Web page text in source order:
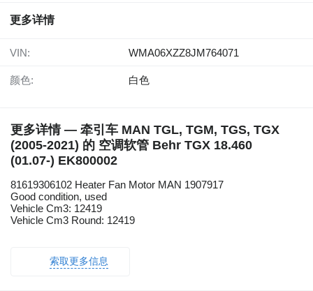
更多详情
VIN: WMA06XZZ8JM764071
颜色: 白色
更多详情 — 牵引车 MAN TGL, TGM, TGS, TGX
(2005-2021) 的 空调软管 Behr TGX 18.460
(01.07-) EK800002
81619306102 Heater Fan Motor MAN 1907917
Good condition, used
Vehicle Cm3: 12419
Vehicle Cm3 Round: 12419
索取更多信息